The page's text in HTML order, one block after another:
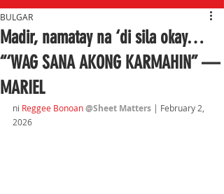
Madir, namatay na ‘di sila okay…
“‘WAG SANA AKONG KARMAHIN” —
MARIEL
BULGAR
ni Reggee Bonoan@Sheet Matters | February 2
2026